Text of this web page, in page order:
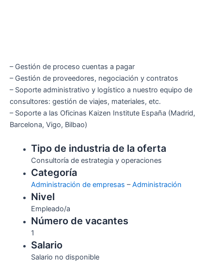
– Gestión de proceso cuentas a pagar
– Gestión de proveedores, negociación y contratos
– Soporte administrativo y logístico a nuestro equipo de
consultores: gestión de viajes, materiales, etc.
– Soporte a las Oficinas Kaizen Institute España (Madrid,
Barcelona, Vigo, Bilbao)
Tipo de industria de la oferta
Consultoría de estrategia y operaciones
Categoría
Administración de empresas –Administración
Nivel
Empleado/a
Número de vacantes
1
Salario
Salario no disponible